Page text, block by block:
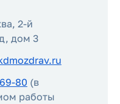
2-й
дом 3
80 (в
работы